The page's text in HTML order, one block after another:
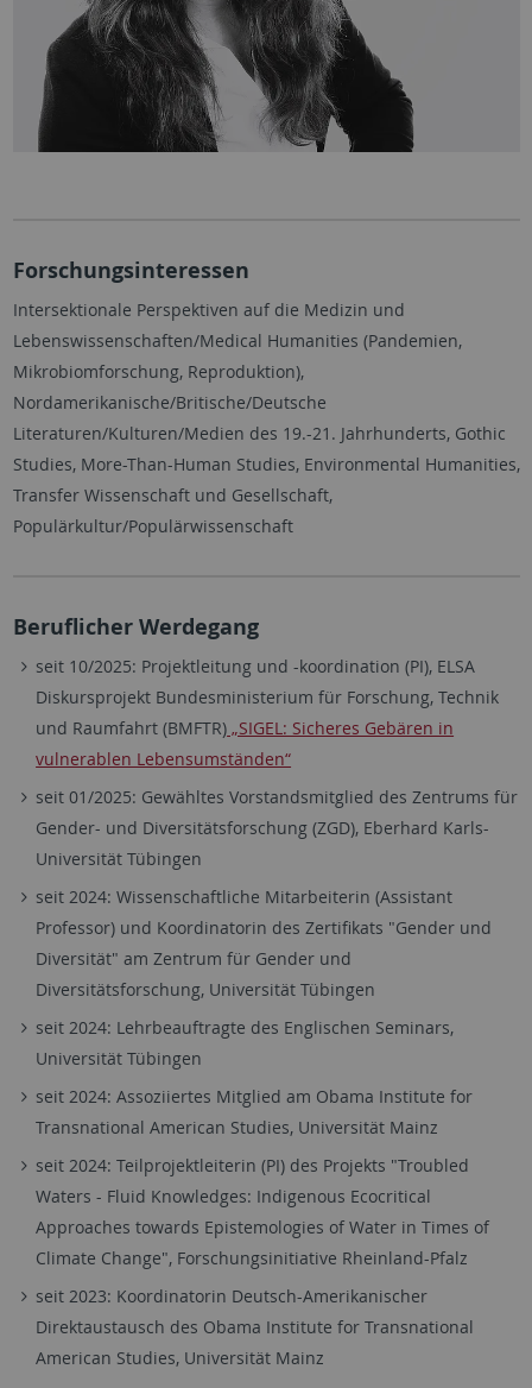
Forschungsinteressen
Intersektionale Perspektiven auf die Medizin und
Lebenswissenschaften/Medical Humanities (Pandemien,
Mikrobiomforschung, Reproduktion),
Nordamerikanische/Britische/Deutsche
Literaturen/Kulturen/Medien des 19.-21. Jahrhunderts, Gothic
Studies, More-Than-Human Studies, Environmental Humanities,
Transfer Wissenschaft und Gesellschaft,
Populärkultur/Populärwissenschaft
Beruflicher Werdegang
seit 10/2025: Projektleitung und -koordination (PI), ELSA
Diskursprojekt Bundesministerium für Forschung, Technik
und Raumfahrt (BMFTR) „SIGEL: Sicheres Gebären in
vulnerablen Lebensumständen“
seit 01/2025: Gewähltes Vorstandsmitglied des Zentrums für
Gender- und Diversitätsforschung (ZGD), Eberhard Karls-
Universität Tübingen
seit 2024: Wissenschaftliche Mitarbeiterin (Assistant
Professor) und Koordinatorin des Zertifikats "Gender und
Diversität" am Zentrum für Gender und
Diversitätsforschung, Universität Tübingen
seit 2024: Lehrbeauftragte des Englischen Seminars,
Universität Tübingen
seit 2024: Assoziiertes Mitglied am Obama Institute for
Transnational American Studies, Universität Mainz
seit 2024: Teilprojektleiterin (PI) des Projekts "Troubled
Waters - Fluid Knowledges: Indigenous Ecocritical
Approaches towards Epistemologies of Water in Times of
Climate Change", Forschungsinitiative Rheinland-Pfalz
seit 2023: Koordinatorin Deutsch-Amerikanischer
Direktaustausch des Obama Institute for Transnational
American Studies, Universität Mainz